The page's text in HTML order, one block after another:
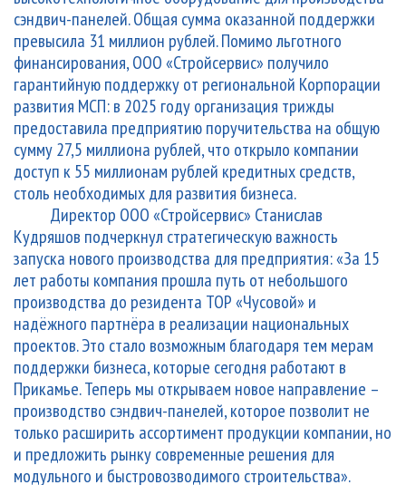
сэндвич-панелей. Общая сумма оказанной поддержки
превысила 31 миллион рублей. Помимо льготного
финансирования, ООО «Стройсервис» получило
гарантийную поддержку от региональной Корпорации
развития МСП: в 2025 году организация трижды
предоставила предприятию поручительства на общую
сумму 27,5 миллиона рублей, что открыло компании
доступ к 55 миллионам рублей кредитных средств,
столь необходимых для развития бизнеса.
Директор ООО «Стройсервис» Станислав
Кудряшов подчеркнул стратегическую важность
запуска нового производства для предприятия: «За 15
лет работы компания прошла путь от небольшого
производства до резидента ТОР «Чусовой» и
надёжного партнёра в реализации национальных
проектов. Это стало возможным благодаря тем мерам
поддержки бизнеса, которые сегодня работают в
Прикамье. Теперь мы открываем новое направление –
производство сэндвич-панелей, которое позволит не
только расширить ассортимент продукции компании, но
и предложить рынку современные решения для
модульного и быстровозводимого строительства».